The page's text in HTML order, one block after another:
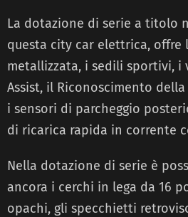
La dotazione di serie a titolo
questa city car elettrica, offre
metallizzata, i sedili sportivi, i
Assist, il Riconoscimento
i sensori di parcheggio
di ricarica rapida in corrente
Nella dotazione di serie è
ancora i cerchi in lega da 16
opachi, gli specchietti